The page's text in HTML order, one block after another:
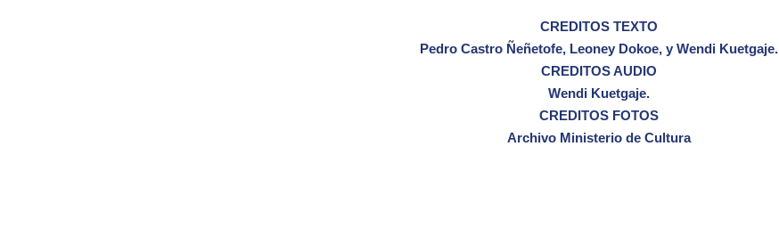
CREDITOS TEXTO
Pedro Castro Ñeñetofe, Leoney Dokoe, y Wendi Kuetgaje.
CREDITOS AUDIO
Wendi Kuetgaje.
CREDITOS FOTOS
Archivo Ministerio de Cultura